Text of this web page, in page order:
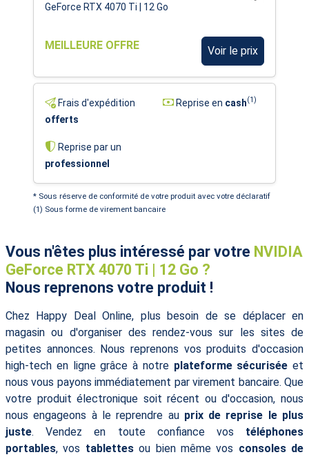
GeForce RTX 4070 Ti | 12 Go
MEILLEURE OFFRE Voir le prix
Frais d'expédition
offerts
Reprise en cash(1)
Reprise par un
professionnel
* Sous réserve de conformité de votre produit avec votre déclaratif
(1) Sous forme de virement bancaire
Vous n'êtes plus intéressé par votre NVIDIA
GeForce RTX 4070 Ti | 12 Go ?
Nous reprenons votre produit !
Chez Happy Deal Online, plus besoin de se déplacer en
magasin ou d'organiser des rendez-vous sur les sites de
petites annonces. Nous reprenons vos produits d'occasion
high-tech en ligne grâce à notre plateforme sécurisée et
nous vous payons immédiatement par virement bancaire. Que
votre produit électronique soit récent ou d'occasion, nous
nous engageons à le reprendre au prix de reprise le plus
juste. Vendez en toute confiance vos téléphones
portables, vos tablettesou bien même vos consoles de